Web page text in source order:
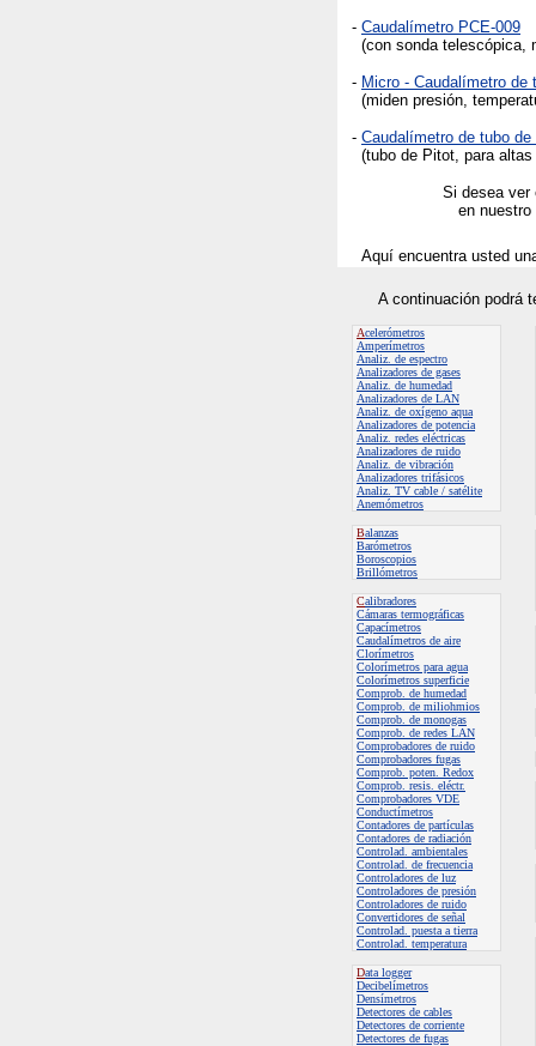
- Caudalímetro PCE-009
(con sonda telescópica,
- Micro - Caudalímetro de
(miden presión,
- Caudalímetro de tubo
(tubo de Pitot, para
Si desea ver
en
Aquí encuentra usted
A continuación podrá
Acelerómetros
Amperímetros
Analiz. de espectro
Analizadores de gases
Analiz. de humedad
Analizadores de LAN
Analiz. de oxígeno aqua
Analizadores de potencia
Analiz. redes eléctricas
Analizadores de ruido
Analiz. de vibración
Analizadores trifásicos
Analiz. TV cable / satélite
Anemómetros
Balanzas
Barómetros
Boroscopios
Brillómetros
Calibradores
Cámaras termográficas
Capacímetros
Caudalímetros de aire
Clorímetros
Colorímetros para agua
Colorímetros superficie
Comprob. de humedad
Comprob. de miliohmios
Comprob. de monogas
Comprob. de redes LAN
Comprobadores de ruido
Comprobadores fugas
Comprob. poten. Redox
Comprob. resis. eléctr.
Comprobadores VDE
Conductímetros
Contadores de partículas
Contadores de radiación
Controlad. ambientales
Controlad. de frecuencia
Controladores de luz
Controladores de presión
Controladores de ruido
Convertidores de señal
Controlad. puesta a tierra
Controlad. temperatura
Data logger
Decibelímetros
Densímetros
Detectores de cables
Detectores de corriente
Detectores de fugas